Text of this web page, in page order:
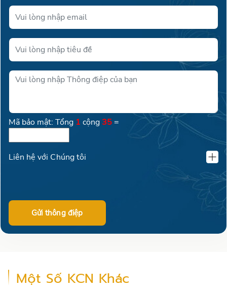
Mã bảo mật: Tổng 1 cộng 35=
Liên hệ với Chúng tôi
02462600016
+84904128071
Gửi thông điệp
Một Số KCN Khác